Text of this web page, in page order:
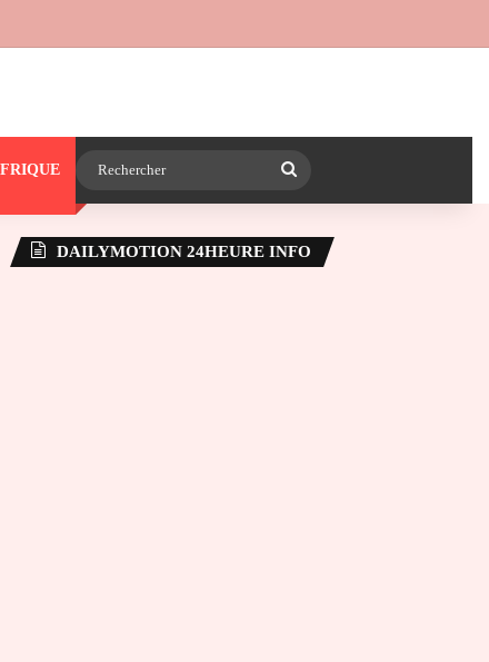
sur WhatsApp
DAILYMOTION 24HEURE INFO